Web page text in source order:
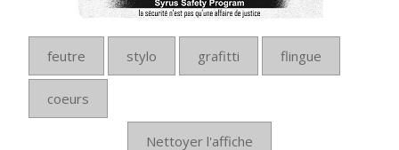
feutre stylo grafitti flingue
coeurs
Nettoyer l'affiche